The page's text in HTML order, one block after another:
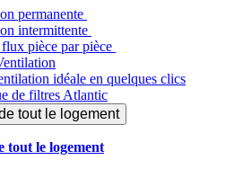
permanente
intermittente
pièce par pièce
idéale en quelques clics
de filtres Atlantic
tout le logement
tout le logement